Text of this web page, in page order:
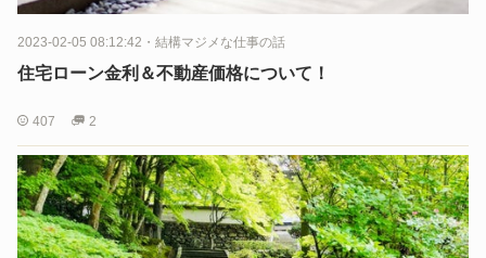
2023-02-05 08:12:42 ・ 結構マジメな仕事の話
住宅ローン金利＆不動産価格について！
407 2